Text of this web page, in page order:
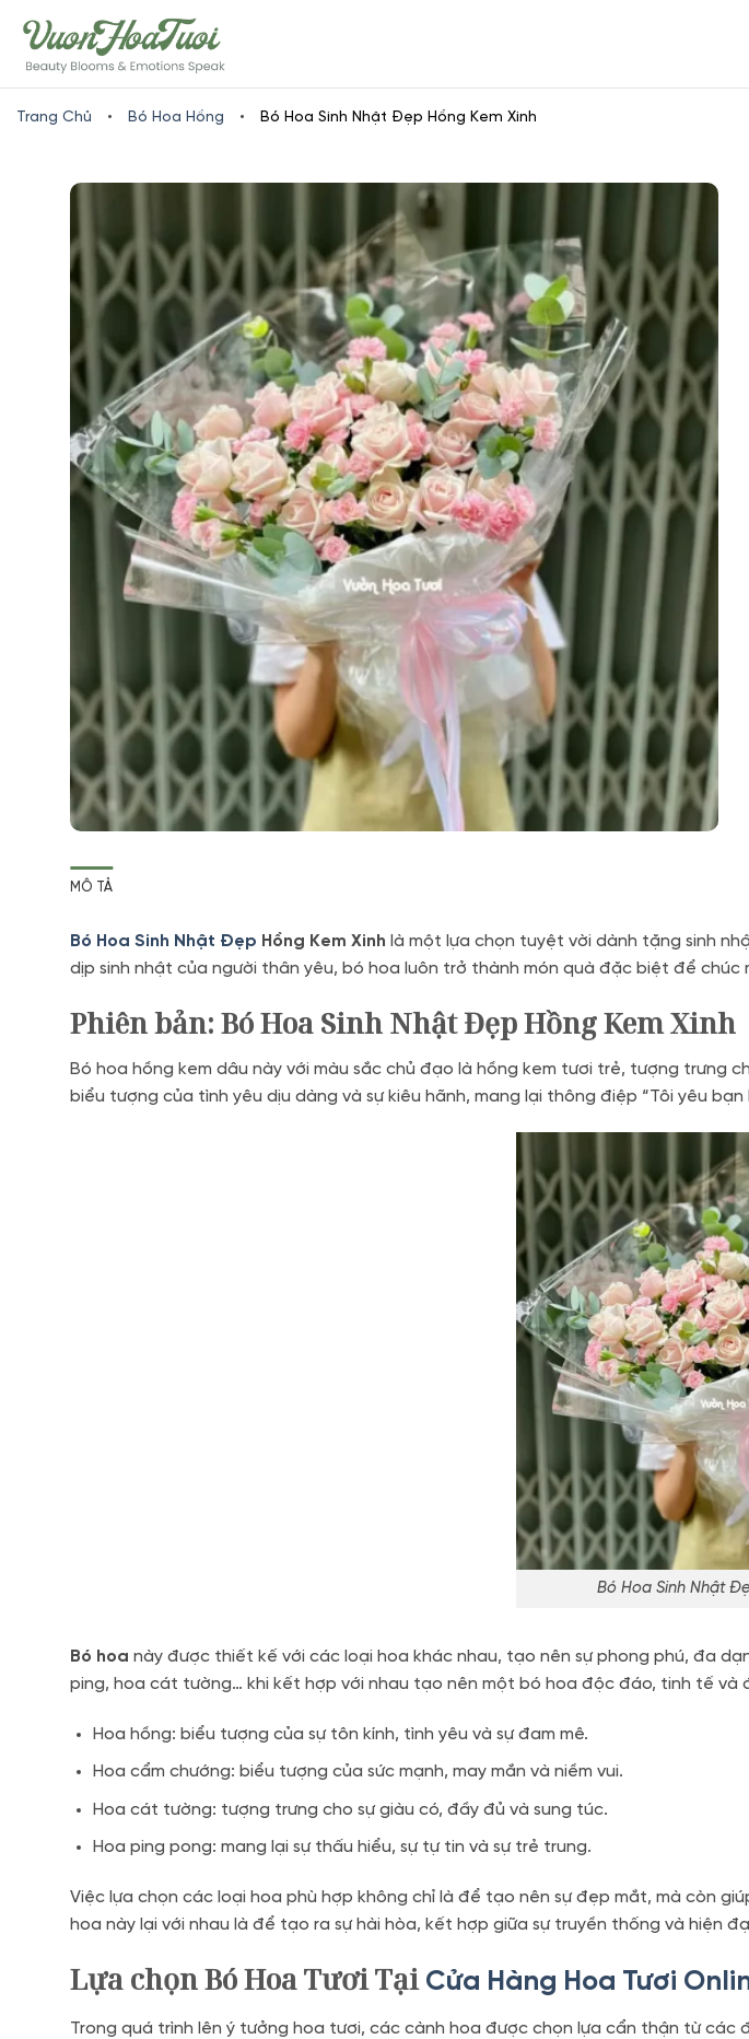
to
content
Trang Chủ • Bó Hoa Hồng • Bó Hoa Sinh Nhật Đẹp Hồng Kem Xinh
MÔ TẢ
Bó Hoa Sinh Nhật Đẹp Hồng Kem Xinh là một lựa chọn tuyệt vời dành tặng sinh
dịp sinh nhật của người thân yêu, bó hoa luôn trở thành món quà đặc biệt để chúc
Phiên bản: Bó Hoa Sinh Nhật Đẹp Hồng Kem Xinh
Bó hoa hồng kem dâu này với màu sắc chủ đạo là hồng kem tươi trẻ, tượng trưng
biểu tượng của tình yêu dịu dàng và sự kiêu hãnh, mang lại thông điệp “Tôi yêu
Bó Hoa Sinh Nhật
Bó hoa này được thiết kế với các loại hoa khác nhau, tạo nên sự phong phú, đa
ping, hoa cát tường… khi kết hợp với nhau tạo nên một bó hoa độc đáo, tinh tế và
Hoa hồng: biểu tượng của sự tôn kính, tình yêu và sự đam mê.
Hoa cẩm chướng: biểu tượng của sức mạnh, may mắn và niềm vui.
Hoa cát tường: tượng trưng cho sự giàu có, đầy đủ và sung túc.
Hoa ping pong: mang lại sự thấu hiểu, sự tự tin và sự trẻ trung.
Việc lựa chọn các loại hoa phù hợp không chỉ là để tạo nên sự đẹp mắt, mà còn
hoa này lại với nhau là để tạo ra sự hài hòa, kết hợp giữa sự truyền thống và hiện
Lựa chọn Bó Hoa Tươi Tại Cửa Hàng Hoa Tươi
Trong quá trình lên ý tưởng hoa tươi, các cành hoa được chọn lựa cẩn thận từ